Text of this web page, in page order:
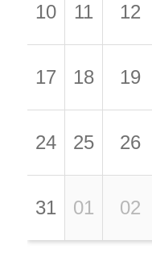
10 11 12
17 18 19
24 25 26
31 01 02